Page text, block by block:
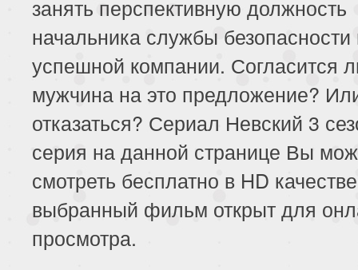
занять перспективную должность
начальника службы безопасности
успешной компании. Согласится
мужчина на это предложение?
отказаться? Сериал Невский 3
серия на данной странице Вы
смотреть бесплатно в HD
выбранный фильм открыт для
просмотра.